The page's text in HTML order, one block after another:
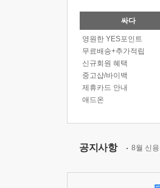
싸다
영원한 YES포인트
무료배송+추가적립
신규회원 혜택
중고샵/바이백
제휴카드 안내
애드온
공지사항 8월 신